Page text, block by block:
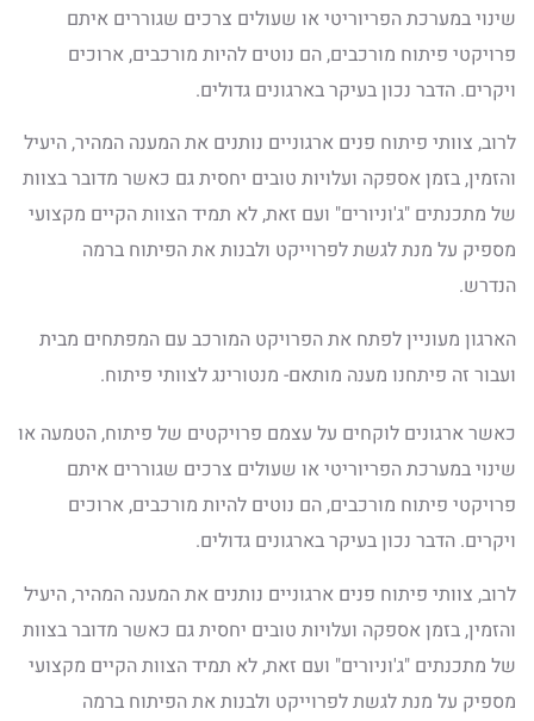
שינוי במערכת הפריוריטי או שעולים צרכים שגוררים איתם
פרויקטי פיתוח מורכבים, הם נוטים להיות מורכבים, ארוכים
ויקרים. הדבר נכון בעיקר בארגונים גדולים.
לרוב, צוותי פיתוח פנים ארגוניים נותנים את המענה המהיר, היעיל
והזמין, בזמן אספקה ועלויות טובים יחסית גם כאשר מדובר בצוות
של מתכנתים "ג'וניורים" ועם זאת, לא תמיד הצוות הקיים מקצועי
מספיק על מנת לגשת לפרוייקט ולבנות את הפיתוח ברמה
הנדרש.
הארגון מעוניין לפתח את הפרויקט המורכב עם המפתחים מבית
ועבור זה פיתחנו מענה מותאם- מנטורינג לצוותי פיתוח.
כאשר ארגונים לוקחים על עצמם פרויקטים של פיתוח, הטמעה או
שינוי במערכת הפריוריטי או שעולים צרכים שגוררים איתם
פרויקטי פיתוח מורכבים, הם נוטים להיות מורכבים, ארוכים
ויקרים. הדבר נכון בעיקר בארגונים גדולים.
לרוב, צוותי פיתוח פנים ארגוניים נותנים את המענה המהיר, היעיל
והזמין, בזמן אספקה ועלויות טובים יחסית גם כאשר מדובר בצוות
של מתכנתים "ג'וניורים" ועם זאת, לא תמיד הצוות הקיים מקצועי
מספיק על מנת לגשת לפרוייקט ולבנות את הפיתוח ברמה